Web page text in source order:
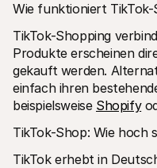
Wie funktioniert TikTok-
TikTok-Shopping
Produkte erscheinen
gekauft werden.
einfach ihren
beispielsweise Shopify
TikTok-Shop: Wie hoch
TikTok erhebt in